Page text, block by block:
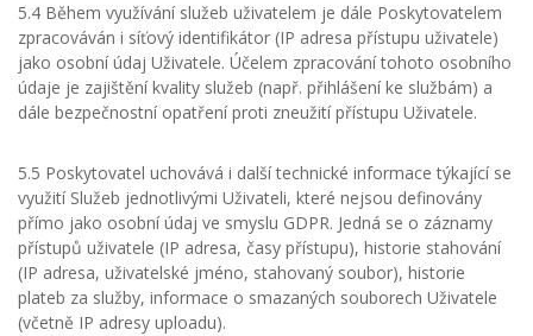
5.4 Během využívání služeb uživatelem je dále Poskytovatelem
zpracováván i síťový identifikátor (IP adresa přístupu uživatele)
jako osobní údaj Uživatele. Účelem zpracování tohoto osobního
údaje je zajištění kvality služeb (např. přihlášení ke službám) a
dále bezpečnostní opatření proti zneužití přístupu Uživatele.
5.5 Poskytovatel uchovává i další technické informace týkající se
využití Služeb jednotlivými Uživateli, které nejsou definovány
přímo jako osobní údaj ve smyslu GDPR. Jedná se o záznamy
přístupů uživatele (IP adresa, časy přístupu), historie stahování
(IP adresa, uživatelské jméno, stahovaný soubor), historie
plateb za služby, informace o smazaných souborech Uživatele
(včetně IP adresy uploadu).